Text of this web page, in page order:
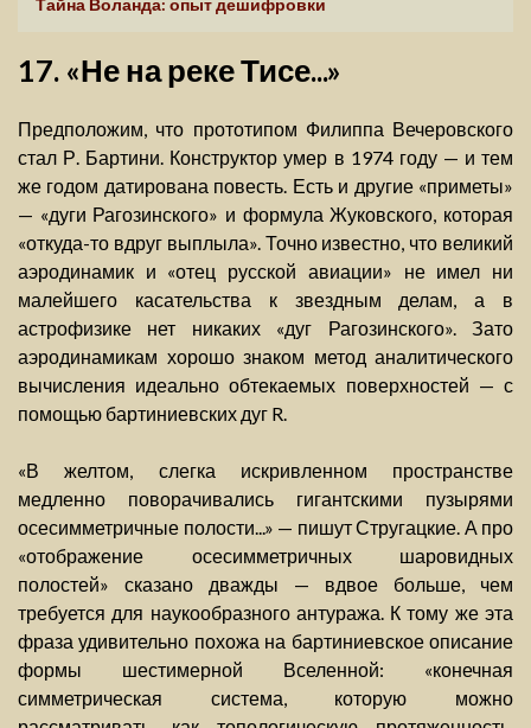
Тайна Воланда: опыт дешифровки
17. «Не на реке Тисе...»
Предположим, что прототипом Филиппа Вечеровского
стал Р. Бартини. Конструктор умер в 1974 году — и тем
же годом датирована повесть. Есть и другие «приметы»
— «дуги Рагозинского» и формула Жуковского, которая
«откуда-то вдруг выплыла». Точно известно, что великий
аэродинамик и «отец русской авиации» не имел ни
малейшего касательства к звездным делам, а в
астрофизике нет никаких «дуг Рагозинского». Зато
аэродинамикам хорошо знаком метод аналитического
вычисления идеально обтекаемых поверхностей — с
помощью бартиниевских дуг R.
«В желтом, слегка искривленном пространстве
медленно поворачивались гигантскими пузырями
осесимметричные полости...» — пишут Стругацкие. А про
«отображение осесимметричных шаровидных
полостей» сказано дважды — вдвое больше, чем
требуется для наукообразного антуража. К тому же эта
фраза удивительно похожа на бартиниевское описание
формы шестимерной Вселенной: «конечная
симметрическая система, которую можно